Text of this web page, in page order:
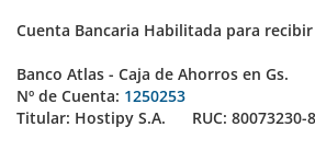
Cuenta Bancaria Habilitada para recibir
Banco Atlas - Caja de Ahorros en Gs.
Nº de Cuenta: 1250253
Titular: Hostipy S.A. RUC: 80073230-8